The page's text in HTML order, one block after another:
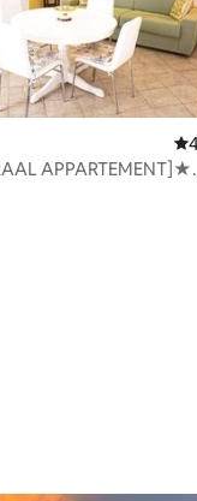
van 4,99 op 5, 70
APPARTEMENT]★